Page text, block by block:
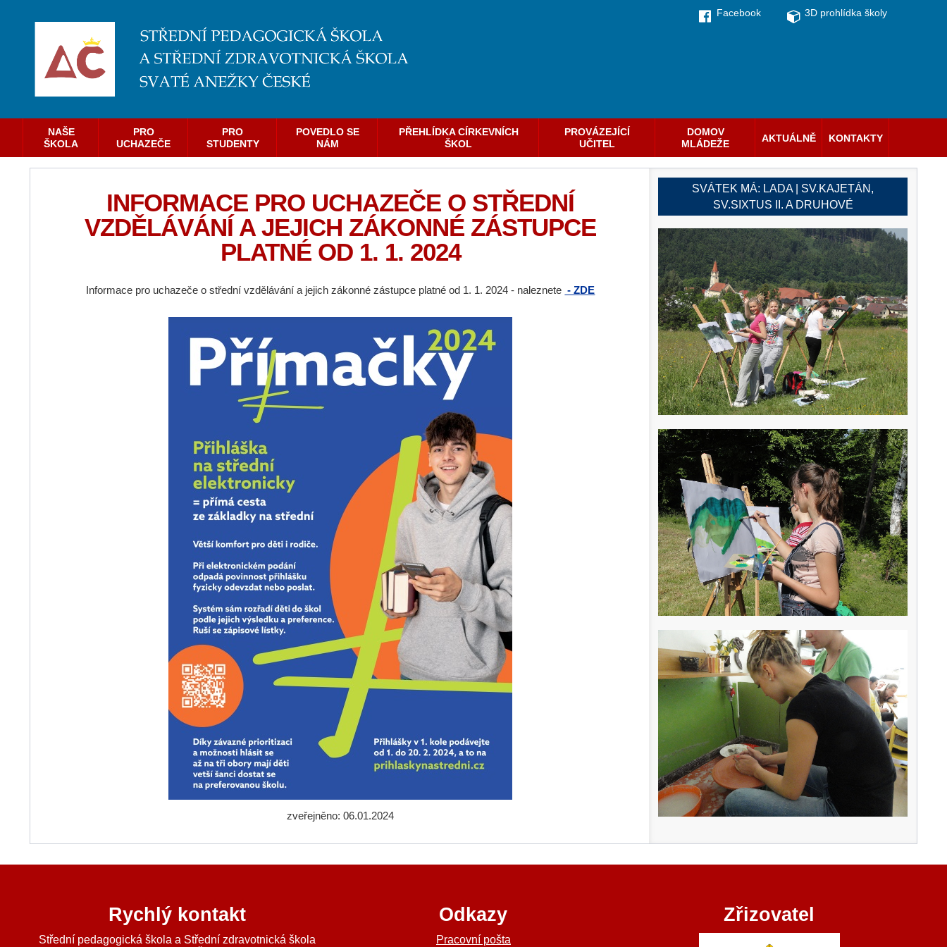
INFORMACE PRO UCHAZEČE O STŘEDNÍ
VZDĚLÁVÁNÍ A JEJICH ZÁKONNÉ ZÁSTUPCE
PLATNÉ OD 1. 1. 2024
Informace pro uchazeče o střední vzdělávání a jejich zákonné zástupce platné od 1. 1. 2024 - naleznete - ZDE
zveřejněno: 06.01.2024
SVÁTEK MÁ: LADA | SV.KAJETÁN,
SV.SIXTUS II. A DRUHOVÉ
Rychlý kontakt
Střední pedagogická škola a Střední zdravotnická škola
Odkazy
Pracovní pošta
Zřizovatel
Facebook 3D prohlídka školy
NAŠE
ŠKOLA
PRO
UCHAZEČE
PRO
STUDENTY
POVEDLO SE
NÁM
PŘEHLÍDKA CÍRKEVNÍCH
ŠKOL
PROVÁZEJÍCÍ
UČITEL
DOMOV
MLÁDEŽE
AKTUÁLNĚ KONTAKTY